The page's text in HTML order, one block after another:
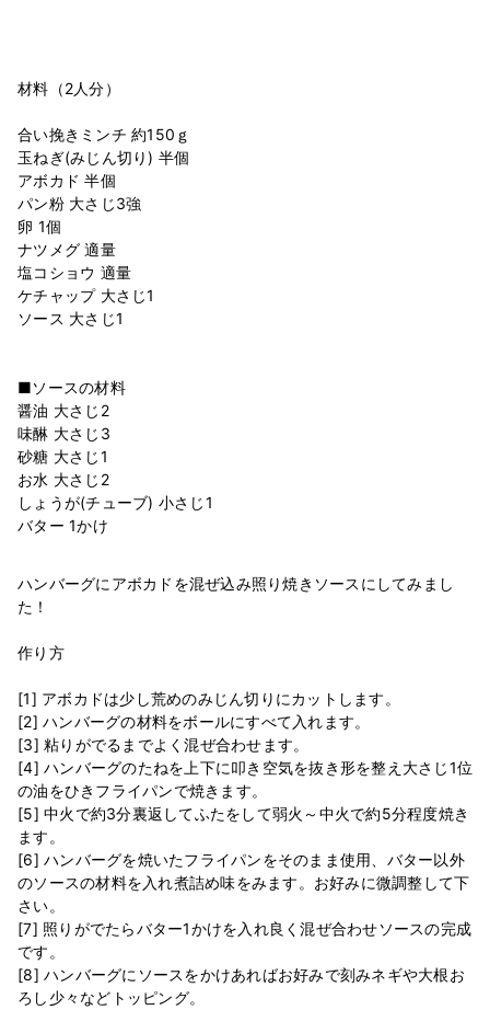
材料（2人分）
合い挽きミンチ 約150ｇ
玉ねぎ(みじん切り) 半個
アボカド 半個
パン粉 大さじ3強
卵 1個
ナツメグ 適量
塩コショウ 適量
ケチャップ 大さじ1
ソース 大さじ1
■ソースの材料
醤油 大さじ2
味醂 大さじ3
砂糖 大さじ1
お水 大さじ2
しょうが(チューブ) 小さじ1
ハンバーグにアボカドを混ぜ込み照り焼きソースにしてみまし
た！
作り方
[1] アボカドは少し荒めのみじん切りにカットします。
[2] ハンバーグの材料をボールにすべて入れます。
[3] 粘りがでるまでよく混ぜ合わせます。
[4] ハンバーグのたねを上下に叩き空気を抜き形を整え大さじ1位
の油をひきフライパンで焼きます。
[5] 中火で約3分裏返してふたをして弱火～中火で約5分程度焼き
ます。
[6] ハンバーグを焼いたフライパンをそのまま使用、バター以外
のソースの材料を入れ煮詰め味をみます。お好みに微調整して下
さい。
[7] 照りがでたらバター1かけを入れ良く混ぜ合わせソースの完成
です。
[8] ハンバーグにソースをかけあればお好みで刻みネギや大根お
ろし少々などトッピング。